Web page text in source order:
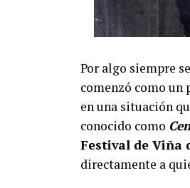
Por algo siempre
comenzó como
en una situación
conocido como
Festival de Viña
directamente a